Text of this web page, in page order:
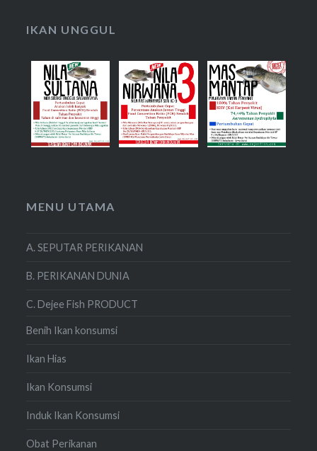
IKAN UNGGUL
MENU UTAMA
A. SEPUTAR PERIKANAN
B. PERIKANAN DUNIA
C. Dejee Fish PRODUCT
Benih Ikan konsumsi
Ikan Hias
Ikan Konsumsi
Induk Ikan Konsumsi
Obat Perikanan